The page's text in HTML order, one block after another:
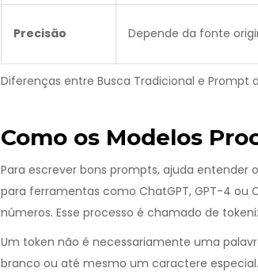
Diferenças entre Busca Tradicional e Prompt
Precisão Depende da fonte
Como os Modelos
Para escrever bons prompts, ajuda
para ferramentas como ChatGPT, GPT-4 ou
números. Esse processo é chamado de
Um token não é necessariamente uma
branco ou até mesmo um caractere